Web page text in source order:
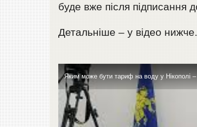
буде вже після підписання
Детальніше – у відео нижче.
Яким може бути тариф на воду у Нікополі